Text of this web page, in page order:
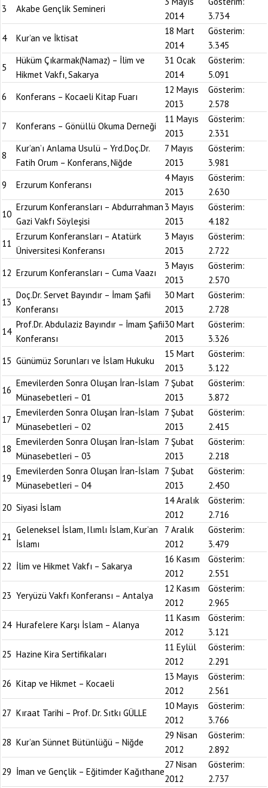
3
Akabe Gençlik Semineri
2014
3.734
4
Kur’an ve İktisat
18 Mart
2014
Gösterim:
3.345
5
Hüküm Çıkarmak(Namaz) – İlim ve
Hikmet Vakfı, Sakarya
31 Ocak
2014
Gösterim:
5.091
6
Konferans – Kocaeli Kitap Fuarı
12 Mayıs
2013
Gösterim:
2.578
7
Konferans – Gönüllü Okuma Derneği
11 Mayıs
2013
Gösterim:
2.331
8
Kur’an’ı Anlama Usulü – Yrd.Doç.Dr.
Fatih Orum – Konferans, Niğde
7 Mayıs
2013
Gösterim:
3.981
9
Erzurum Konferansı
4 Mayıs
2013
Gösterim:
2.630
10
Erzurum Konferansları – Abdurrahman
Gazi Vakfı Söyleşisi
3 Mayıs
2013
Gösterim:
4.182
11
Erzurum Konferansları – Atatürk
Üniversitesi Konferansı
3 Mayıs
2013
Gösterim:
2.722
12 Erzurum Konferansları – Cuma Vaazı
3 Mayıs
2013
Gösterim:
2.570
13
Doç.Dr. Servet Bayındır – İmam Şafii
Konferansı
30 Mart
2013
Gösterim:
2.728
14
Prof.Dr. Abdulaziz Bayındır – İmam Şafii
Konferansı
30 Mart
2013
Gösterim:
3.326
15 Günümüz Sorunları ve İslam Hukuku
15 Mart
2013
Gösterim:
3.122
16
Emevilerden Sonra Oluşan İran-İslam
Münasebetleri – 01
7 Şubat
2013
Gösterim:
3.872
17
Emevilerden Sonra Oluşan İran-İslam
Münasebetleri – 02
7 Şubat
2013
Gösterim:
2.415
18
Emevilerden Sonra Oluşan İran-İslam
Münasebetleri – 03
7 Şubat
2013
Gösterim:
2.218
19
Emevilerden Sonra Oluşan İran-İslam
Münasebetleri – 04
7 Şubat
2013
Gösterim:
2.450
20 Siyasi İslam
14 Aralık
2012
Gösterim:
2.716
21
Geleneksel İslam, Ilımlı İslam, Kur’an
İslamı
7 Aralık
2012
Gösterim:
3.479
22 İlim ve Hikmet Vakfı – Sakarya
16 Kasım
2012
Gösterim:
2.551
23 Yeryüzü Vakfı Konferansı – Antalya
12 Kasım
2012
Gösterim:
2.965
24 Hurafelere Karşı İslam – Alanya
11 Kasım
2012
Gösterim:
3.121
25 Hazine Kira Sertifikaları
11 Eylül
2012
Gösterim:
2.291
26 Kitap ve Hikmet – Kocaeli
13 Mayıs
2012
Gösterim:
2.561
27 Kıraat Tarihi – Prof. Dr. Sıtkı GÜLLE
10 Mayıs
2012
Gösterim:
3.766
28 Kur’an Sünnet Bütünlüğü – Niğde
29 Nisan
2012
Gösterim:
2.892
29 İman ve Gençlik – Eğitimder Kağıthane
27 Nisan
2012
Gösterim:
2.737